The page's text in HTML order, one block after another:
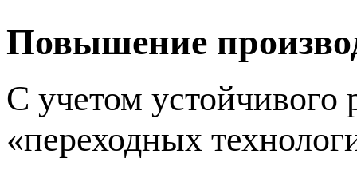
Повышение
С учетом устойчивого
«переходных